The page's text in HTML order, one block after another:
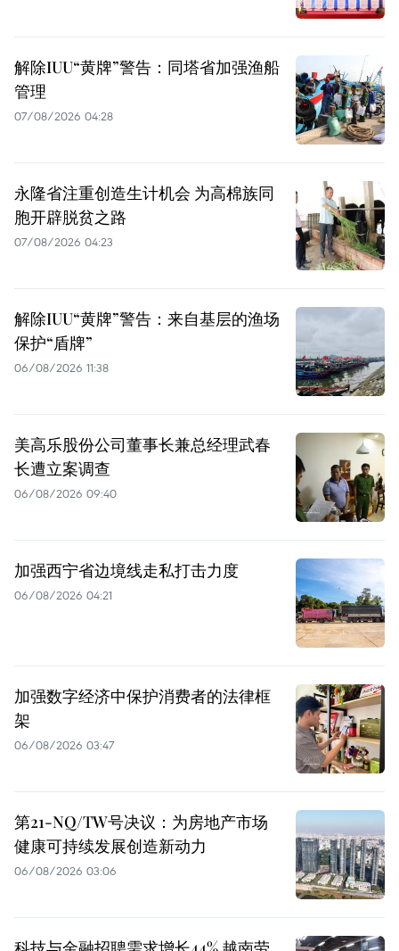
解除IUU“黄牌”警告：同塔省加强渔船
管理
07/08/2026 04:28
永隆省注重创造生计机会 为高棉族同
胞开辟脱贫之路
07/08/2026 04:23
解除IUU“黄牌”警告：来自基层的渔场
保护“盾牌”
06/08/2026 11:38
美高乐股份公司董事长兼总经理武春
长遭立案调查
06/08/2026 09:40
加强西宁省边境线走私打击力度
06/08/2026 04:21
加强数字经济中保护消费者的法律框
架
06/08/2026 03:47
第21-NQ/TW号决议：为房地产市场
健康可持续发展创造新动力
06/08/2026 03:06